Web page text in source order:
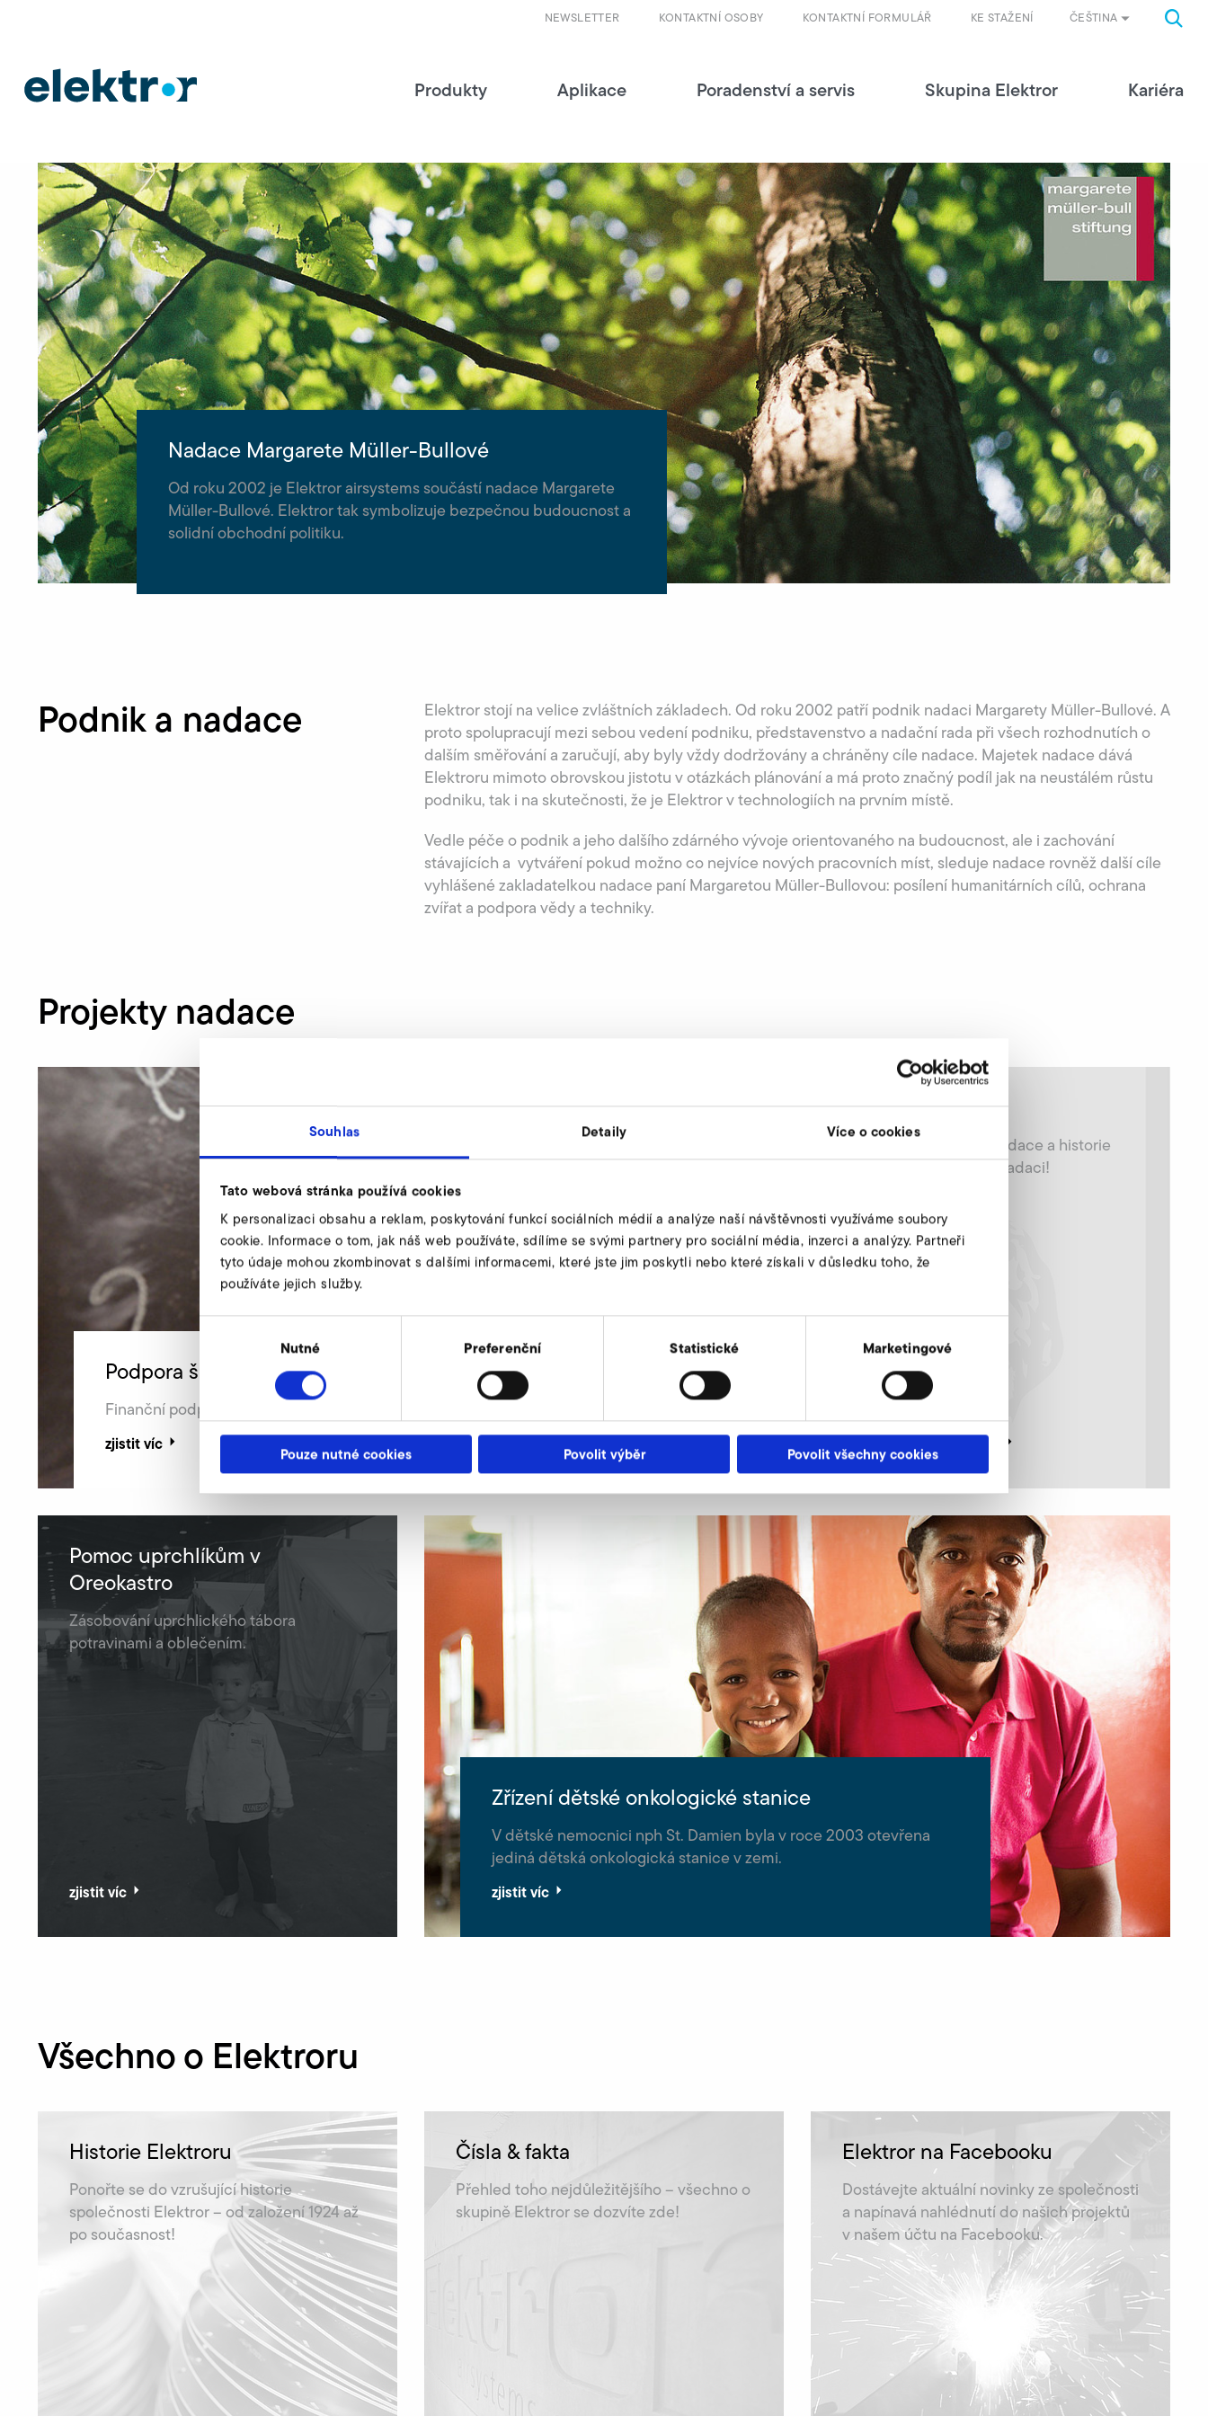
Souhlas Detaily Více o cookies
Tato webová stránka používá cookies
K personalizaci obsahu a reklam, poskytování funkcí sociálních médií a analýze naší návštěvnosti využíváme soubory
cookie. Informace o tom, jak náš web používáte, sdílíme se svými partnery pro sociální média, inzerci a analýzy. Partneři
tyto údaje mohou zkombinovat s dalšími informacemi, které jste jim poskytli nebo které získali v důsledku toho, že
používáte jejich služby.
Nutné Preferenční Statistické Marketingové
Pouze nutné cookies Povolit výběr Povolit všechny cookies
ČEŠTINA
KE STAŽENÍ
KONTAKTNÍ FORMULÁŘ
KONTAKTNÍ OSOBY
NEWSLETTER
Produkty Aplikace Poradenství a servis Skupina Elektror Kariéra
Nadace Margarete Müller-Bullové
Od roku 2002 je Elektror airsystems součástí nadace Margarete
Müller-Bullové. Elektror tak symbolizuje bezpečnou budoucnost a
solidní obchodní politiku.
Podnik a nadace
Elektror stojí na velice zvláštních základech. Od roku 2002 patří podnik nadaci Margarety Müller-Bullové. A
proto spolupracují mezi sebou vedení podniku, představenstvo a nadační rada při všech rozhodnutích o
dalším směřování a zaručují, aby byly vždy dodržovány a chráněny cíle nadace. Majetek nadace dává
Elektroru mimoto obrovskou jistotu v otázkách plánování a má proto značný podíl jak na neustálém růstu
podniku, tak i na skutečnosti, že je Elektror v technologiích na prvním místě.
Vedle péče o podnik a jeho dalšího zdárného vývoje orientovaného na budoucnost, ale i zachování
stávajících a vytváření pokud možno co nejvíce nových pracovních míst, sleduje nadace rovněž další cíle
vyhlášené zakladatelkou nadace paní Margaretou Müller-Bullovou: posílení humanitárních cílů, ochrana
zvířat a podpora vědy a techniky.
Projekty nadace
Podpora školní výuky na Madagaskaru
Finanční podpora školního vzdělání 250 dětí na Madagaskaru.
zjistit víc
Více o nadaci
Účel nadace, orgány nadace a historie
vzniku – zjistěte vše o nadaci!
přejít na stránku nadace
Pomoc uprchlíkům v
Oreokastro
Zásobování uprchlického tábora
potravinami a oblečením.
zjistit víc
Zřízení dětské onkologické stanice
V dětské nemocnici nph St. Damien byla v roce 2003 otevřena
jediná dětská onkologická stanice v zemi.
zjistit víc
Všechno o Elektroru
Historie Elektroru
Ponořte se do vzrušující historie
společnosti Elektror – od založení 1924 až
po současnost!
Čísla & fakta
Přehled toho nejdůležitějšího – všechno o
skupině Elektror se dozvíte zde!
Elektror na Facebooku
Dostávejte aktuální novinky ze společnosti
a napínavá nahlédnutí do našich projektů
v našem účtu na Facebooku.